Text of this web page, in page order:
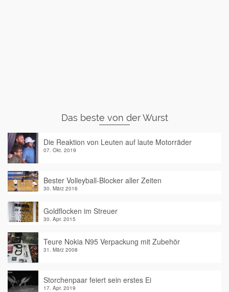
Das beste von der Wurst
Die Reaktion von Leuten auf laute Motorräder
07. Okt. 2019
Bester Volleyball-Blocker aller Zeiten
30. März 2016
Goldflocken im Streuer
30. Apr. 2015
Teure Nokia N95 Verpackung mit Zubehör
31. März 2008
Storchenpaar feiert sein erstes Ei
17. Apr. 2019